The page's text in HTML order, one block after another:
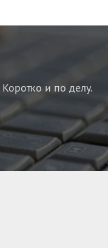
Коротко и по делу.